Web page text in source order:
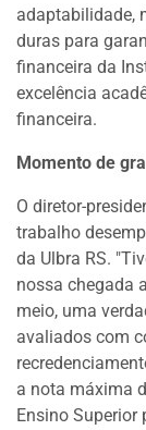
adaptabilidade,
duras para
financeira da
excelência
financeira.
Momento de
O diretor-
trabalho
da Ulbra RS.
nossa chegada
meio, uma
avaliados com
a nota máxima
Ensino Superior